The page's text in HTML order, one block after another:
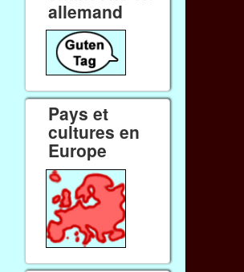
allemand
Pays et
cultures en
Europe